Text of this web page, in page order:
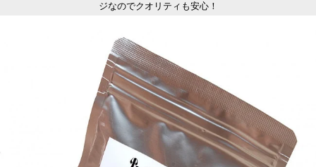
ジなのでクオリティも安心！